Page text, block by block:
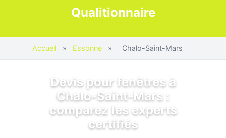
Qualitionnaire
Accueil » Essonne » Chalo-Saint-Mars
Devis pour fenêtres à
Chalo-Saint-Mars :
comparez les experts
certifiés